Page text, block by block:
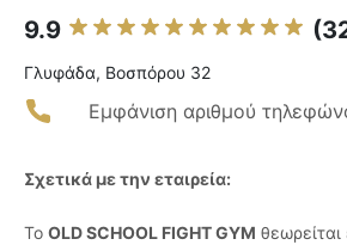
9.9
Γλυφάδα, Βοσπόρου 32
Εμφάνιση αριθμού
Σχετικά με την εταιρεία:
Το OLD SCHOOL FIGHT GYM θεωρείται